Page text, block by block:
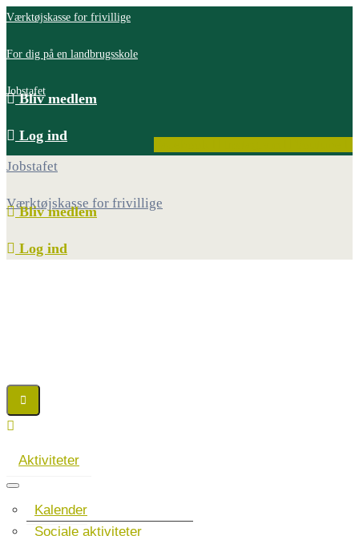
Værktøjskasse for frivillige
For dig på en landbrugsskole
Jobstafet
Bliv medlem
Log ind
Jobstafet
Værktøjskasse for frivillige
Bliv medlem
Log ind
Aktiviteter
Kalender
Sociale aktiviteter